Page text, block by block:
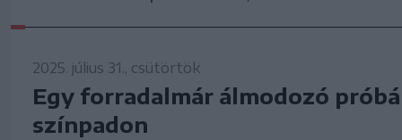
2025. július 31., csütörtök
Egy forradalmár álmodozó
színpadon